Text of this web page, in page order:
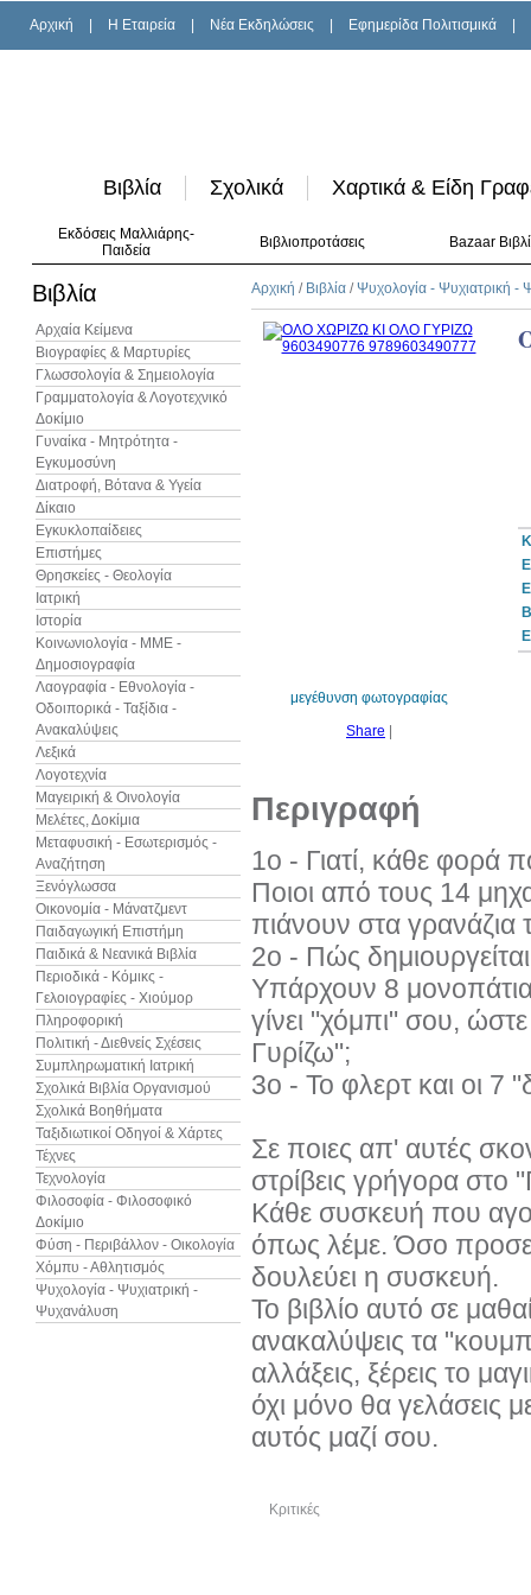
Αρχική H Εταιρεία Νέα Εκδηλώσεις Εφημερίδα Πολιτισμικά
Βιβλία Σχολικά Χαρτικά & Είδη
Εκδόσεις Μαλλιάρης-
Παιδεία
Βιβλιοπροτάσεις Bazaar
Βιβλία
Αρχαία Κείμενα
Βιογραφίες & Μαρτυρίες
Γλωσσολογία & Σημειολογία
Γραμματολογία & Λογοτεχνικό
Δοκίμιο
Γυναίκα - Μητρότητα -
Εγκυμοσύνη
Διατροφή, Βότανα & Υγεία
Δίκαιο
Εγκυκλοπαίδειες
Επιστήμες
Θρησκείες - Θεολογία
Ιατρική
Ιστορία
Κοινωνιολογία - ΜΜΕ -
Δημοσιογραφία
Λαογραφία - Εθνολογία -
Οδοιπορικά - Ταξίδια -
Ανακαλύψεις
Λεξικά
Λογοτεχνία
Μαγειρική & Οινολογία
Μελέτες, Δοκίμια
Μεταφυσική - Εσωτερισμός -
Αναζήτηση
Ξενόγλωσσα
Οικονομία - Μάνατζμεντ
Παιδαγωγική Επιστήμη
Παιδικά & Νεανικά Βιβλία
Περιοδικά - Κόμικς -
Γελοιογραφίες - Χιούμορ
Πληροφορική
Πολιτική - Διεθνείς Σχέσεις
Συμπληρωματική Ιατρική
Σχολικά Βιβλία Οργανισμού
Σχολικά Βοηθήματα
Ταξιδιωτικοί Οδηγοί & Χάρτες
Τέχνες
Τεχνολογία
Φιλοσοφία - Φιλοσοφικό
Δοκίμιο
Φύση - Περιβάλλον - Οικολογία
Χόμπυ - Αθλητισμός
Ψυχολογία - Ψυχιατρική -
Ψυχανάλυση
Αρχική / Βιβλία /Ψυχολογία - Ψυχιατρική -
μεγέθυνση φωτογραφίας
Share
Περιγραφή
1ο - Γιατί, κάθε φορά
Ποιοι από τους 14
πιάνουν στα γρανάζια
2ο - Πώς
Υπάρχουν 8
γίνει "χόμπι" σου,
Γυρίζω";
3ο - Το φλερτ και οι 7
Σε ποιες απ' αυτές
στρίβεις γρήγορα στο
Κάθε συσκευή που
όπως λέμε. Όσο
δουλεύει η συσκευή.
Το βιβλίο αυτό σε
ανακαλύψεις τα
αλλάξεις, ξέρεις το
όχι μόνο θα γελάσεις
αυτός μαζί σου.
Κριτικές